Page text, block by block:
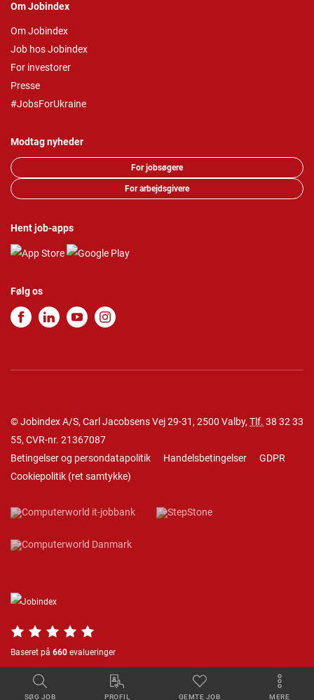
SØG JOB PROFIL GEMTE JOB MERE
Om Jobindex
Om Jobindex
Job hos Jobindex
For investorer
Presse
#JobsForUkraine
Modtag nyheder
For jobsøgere
For arbejdsgivere
Hent job-apps
Følg os
© Jobindex A/S, Carl Jacobsens Vej 29-31, 2500 Valby, Tlf. 38 32 33
55, CVR-nr. 21367087
Betingelser og persondatapolitik
Handelsbetingelser
GDPR
Cookiepolitik (ret samtykke)
Baseret på 660 evalueringer